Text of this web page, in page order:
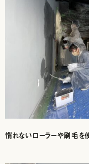
慣れないローラーや刷毛を